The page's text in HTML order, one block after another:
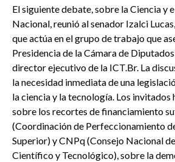
El siguiente debate, sobre la Ciencia y
Nacional, reunió al senador Izalci
que actúa en el grupo de trabajo que
Presidencia de la Cámara de
director ejecutivo de la ICT.Br. La
la necesidad inmediata de una
la ciencia y la tecnología. Los
sobre los recortes de financiamiento
(Coordinación de Perfeccionamiento
Superior) y CNPq (Consejo Nacional
Científico y Tecnológico), sobre la